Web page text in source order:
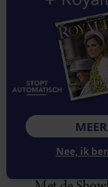
HET
Nee, ik